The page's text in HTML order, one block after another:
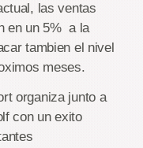
las ventas
en un 5% a la
tambien el nivel
meses.
organiza junto a
con un exito